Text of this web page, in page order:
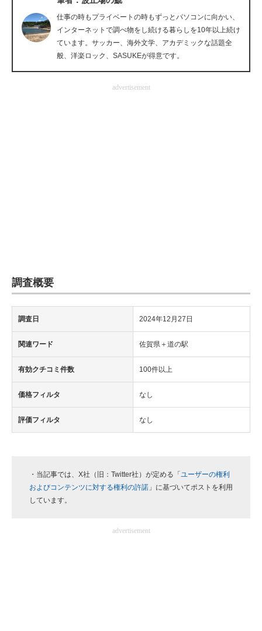
ITエンジニア向け専門サイト
企業向けIT製品の総合サイト
IT製品の技術・比較・事例
仕事の時もプライベートの時もずっとパソコンに向かい、
インターネットで調べ物をし続ける暮らしを10年以上続け
ています。サッカー、海外文学、アカデミックな話題全
般、洋楽ロック、SASUKEが得意です。
advertisement
調査概要
調査日 2024年12月27日
関連ワード 佐賀県＋道の駅
有効クチコミ件数 100件以上
価格フィルタ なし
評価フィルタ なし
・当記事では、X社（旧：Twitter社）が定める「 ユーザーの権利
およびコンテンツに対する権利の許諾 」に基づいてポストを利用
しています。
advertisement